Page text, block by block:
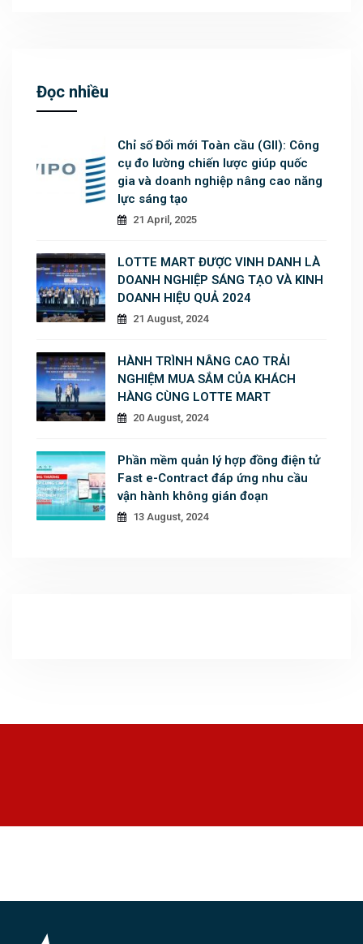
Đọc nhiều
Chỉ số Đổi mới Toàn cầu (GII): Công
cụ đo lường chiến lược giúp quốc
gia và doanh nghiệp nâng cao năng
lực sáng tạo
21 April, 2025
LOTTE MART ĐƯỢC VINH DANH LÀ
DOANH NGHIỆP SÁNG TẠO VÀ KINH
DOANH HIỆU QUẢ 2024
21 August, 2024
HÀNH TRÌNH NÂNG CAO TRẢI
NGHIỆM MUA SẮM CỦA KHÁCH
HÀNG CÙNG LOTTE MART
20 August, 2024
Phần mềm quản lý hợp đồng điện tử
Fast e-Contract đáp ứng nhu cầu
vận hành không gián đoạn
13 August, 2024